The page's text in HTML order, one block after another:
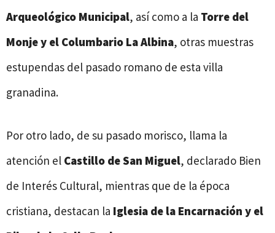
Arqueológico Municipal, así como a la Torre del
Monje y el Columbario La Albina, otras muestras
estupendas del pasado romano de esta villa
granadina.
Por otro lado, de su pasado morisco, llama la
atención el Castillo de San Miguel, declarado Bien
de Interés Cultural, mientras que de la época
cristiana, destacan la Iglesia de la Encarnación y el